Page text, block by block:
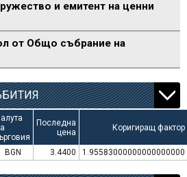
и емитент на ценни
от Общо събрание на
Последна
цена
Коригиращ фактор
BGN 3.4400 1.95583000000000000000